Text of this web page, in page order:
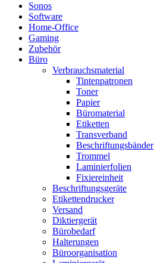
Sonos
Software
Home-Office
Gaming
Zubehör
Büro
Verbrauchsmaterial
Tintenpatronen
Toner
Papier
Büromaterial
Etiketten
Transverband
Beschriftungsbänder
Trommel
Laminierfolien
Fixiereinheit
Beschriftungsgeräte
Etikettendrucker
Versand
Diktiergerät
Bürobedarf
Halterungen
Büroorganisation